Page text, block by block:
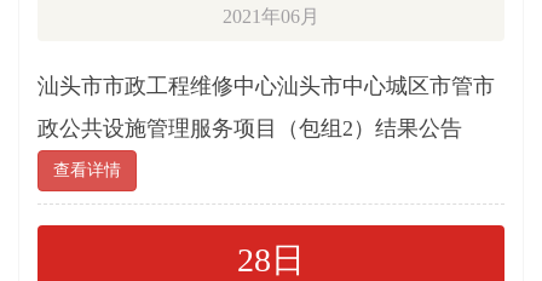
2021年06月
汕头市市政工程维修中心汕头市中心城区市管市
政公共设施管理服务项目（包组2）结果公告
查看详情
28日